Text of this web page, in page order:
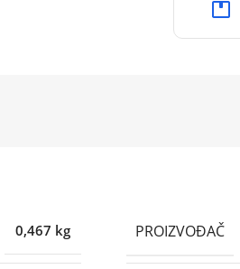
0,467 kg PROIZVOĐAČ